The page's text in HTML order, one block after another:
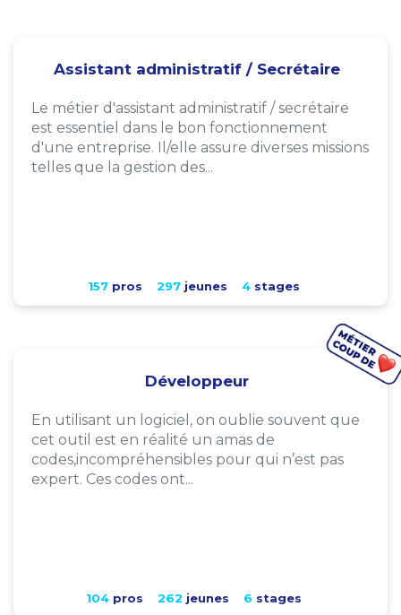
Assistant administratif / Secrétaire
Le métier d'assistant administratif / secrétaire
est essentiel dans le bon fonctionnement
d'une entreprise. Il/elle assure diverses missions
telles que la gestion des...
157pros 297jeunes 4stages
Développeur
En utilisant un logiciel, on oublie souvent que
cet outil est en réalité un amas de
codes,incompréhensibles pour qui n’est pas
expert. Ces codes ont...
104pros 262 jeunes 6 stages